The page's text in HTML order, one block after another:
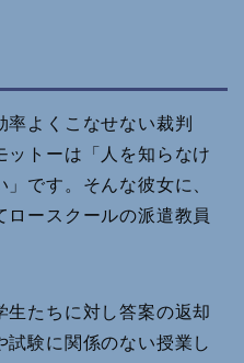
よくこなせない裁判
ットーは「人を知らなけ
です。そんな彼女に、
ロースクールの派遣教員
生たちに対し答案の返却
試験に関係のない授業し